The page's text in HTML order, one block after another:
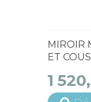
MIROIR
ET
1